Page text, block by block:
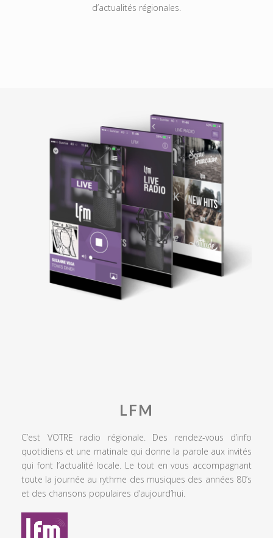
d’actualités régionales.
LFM
C’est VOTRE radio régionale. Des rendez-vous d’info
quotidiens et une matinale qui donne la parole aux invités
qui font l’actualité locale. Le tout en vous accompagnant
toute la journée au rythme des musiques des années 80’s
et des chansons populaires d’aujourd’hui.